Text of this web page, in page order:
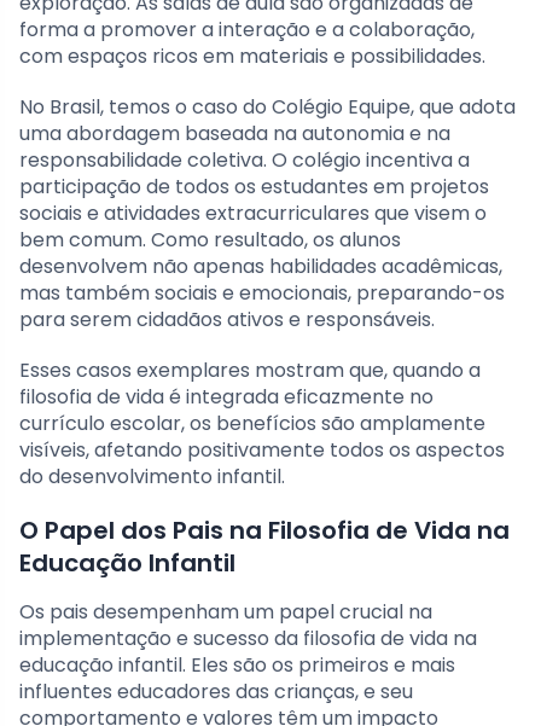
forma a promover a interação e a colaboração,
com espaços ricos em materiais e possibilidades.
No Brasil, temos o caso do Colégio Equipe, que adota
uma abordagem baseada na autonomia e na
responsabilidade coletiva. O colégio incentiva a
participação de todos os estudantes em projetos
sociais e atividades extracurriculares que visem o
bem comum. Como resultado, os alunos
desenvolvem não apenas habilidades acadêmicas,
mas também sociais e emocionais, preparando-os
para serem cidadãos ativos e responsáveis.
Esses casos exemplares mostram que, quando a
filosofia de vida é integrada eficazmente no
currículo escolar, os benefícios são amplamente
visíveis, afetando positivamente todos os aspectos
do desenvolvimento infantil.
O Papel dos Pais na Filosofia de Vida na
Educação Infantil
Os pais desempenham um papel crucial na
implementação e sucesso da filosofia de vida na
educação infantil. Eles são os primeiros e mais
influentes educadores das crianças, e seu
comportamento e valores têm um impacto